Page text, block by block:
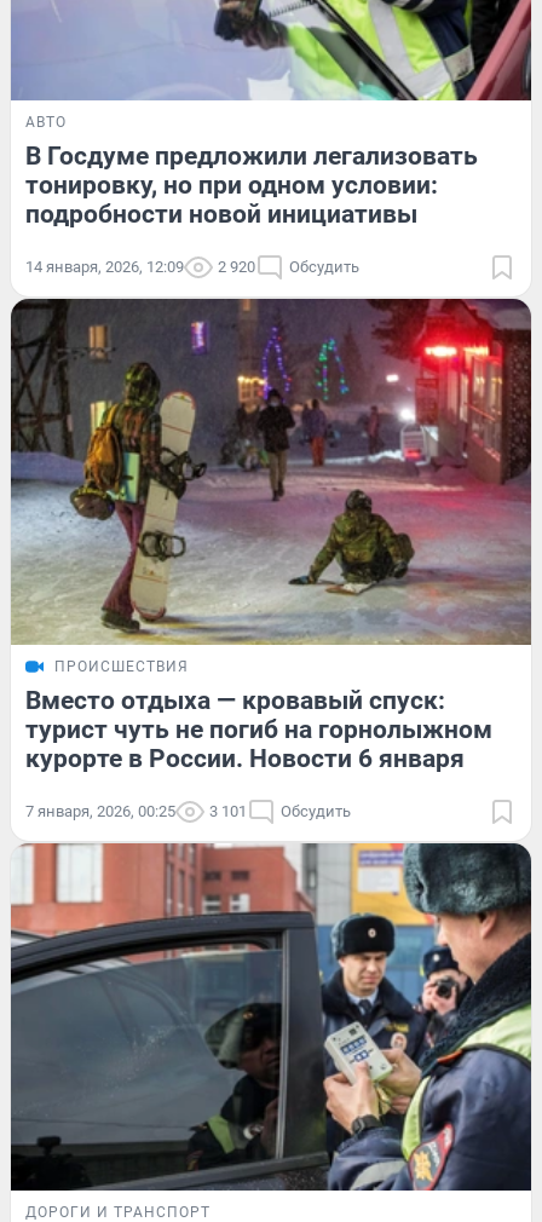
АВТО
В Госдуме предложили легализовать
тонировку, но при одном условии:
подробности новой инициативы
14 января, 2026, 12:09 2 920 Обсудить
ПРОИСШЕСТВИЯ
Вместо отдыха — кровавый спуск:
турист чуть не погиб на горнолыжном
курорте в России. Новости 6 января
7 января, 2026, 00:25 3 101 Обсудить
ДОРОГИ И ТРАНСПОРТ